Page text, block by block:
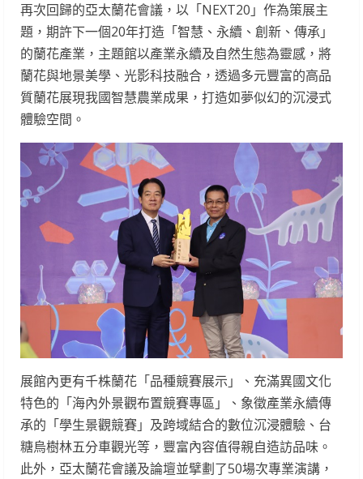
再次回歸的亞太蘭花會議，以「NEXT20」作為策展主
題，期許下一個20年打造「智慧、永續、創新、傳承」
的蘭花產業，主題館以產業永續及自然生態為靈感，將
蘭花與地景美學、光影科技融合，透過多元豐富的高品
質蘭花展現我國智慧農業成果，打造如夢似幻的沉浸式
體驗空間。
展館內更有千株蘭花「品種競賽展示」、充滿異國文化
特色的「海內外景觀布置競賽專區」、象徵產業永續傳
承的「學生景觀競賽」及跨域結合的數位沉浸體驗、台
糖烏樹林五分車觀光等，豐富內容值得親自造訪品味。
此外，亞太蘭花會議及論壇並擘劃了50場次專業演講，